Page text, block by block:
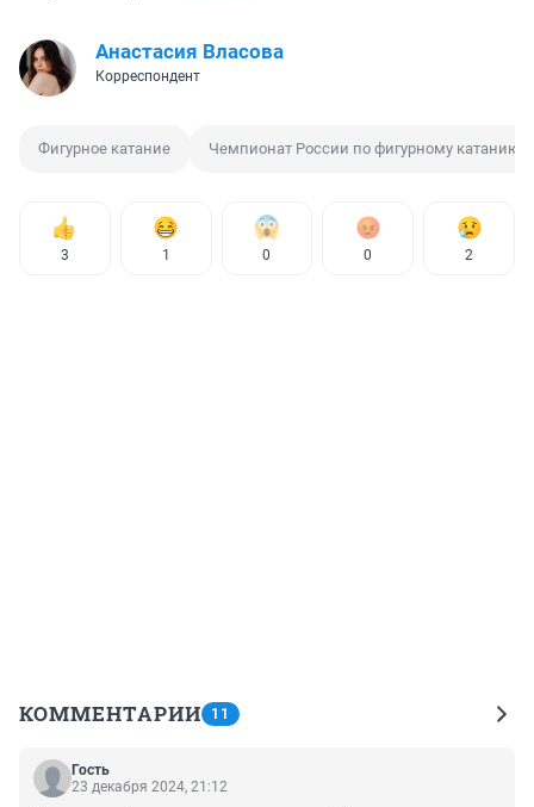
Анастасия Власова
Корреспондент
Фигурное катание Чемпионат России по фигурному катанию
3 1 0 0 2
КОММЕНТАРИИ 11
Гость
23 декабря 2024, 21:12